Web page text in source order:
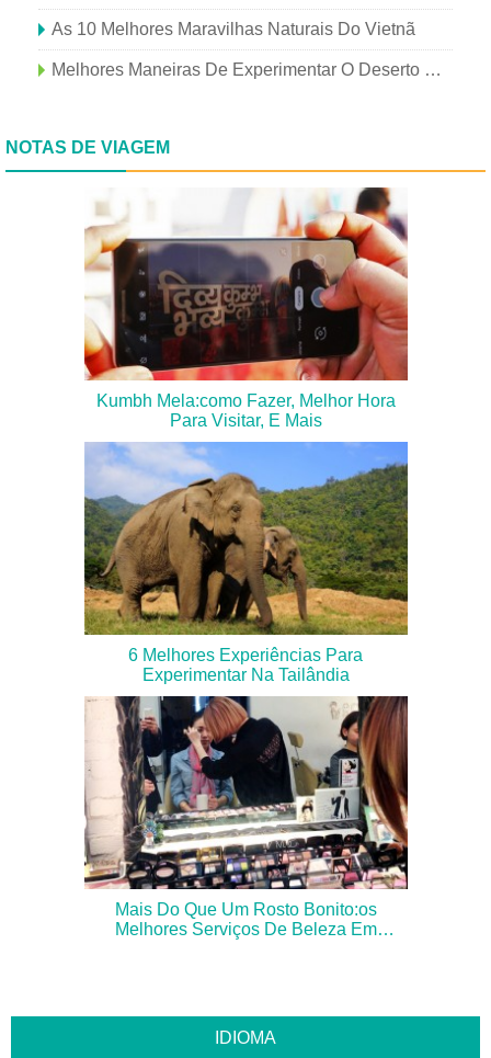
As 10 Melhores Maravilhas Naturais Do Vietnã
Melhores Maneiras De Experimentar O Deserto Do Negev Em Israel
NOTAS DE VIAGEM
Kumbh Mela:como Fazer, Melhor Hora
Para Visitar, E Mais
6 Melhores Experiências Para
Experimentar Na Tailândia
Mais Do Que Um Rosto Bonito:os
Melhores Serviços De Beleza Em